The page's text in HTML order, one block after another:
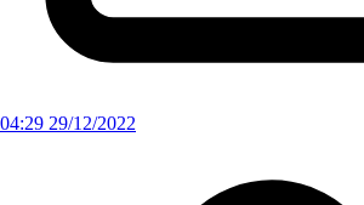
04:29 29/12/2022